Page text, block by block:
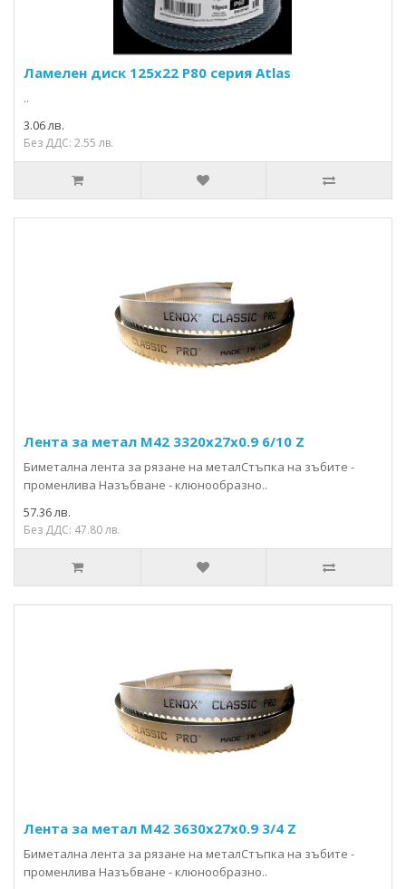
Ламелен диск 125х22 P80 серия Atlas
..
3.06 лв.
Без ДДС: 2.55 лв.
Лента за метал М42 3320x27х0.9 6/10 Z
Биметална лента за рязане на металСтъпка на зъбите -
променлива Назъбване - клюнообразно..
57.36 лв.
Без ДДС: 47.80 лв.
Лента за метал М42 3630x27х0.9 3/4 Z
Биметална лента за рязане на металСтъпка на зъбите -
променлива Назъбване - клюнообразно..